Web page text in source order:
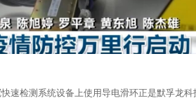
检测系统设备上使用导电滑环正是默孚龙科